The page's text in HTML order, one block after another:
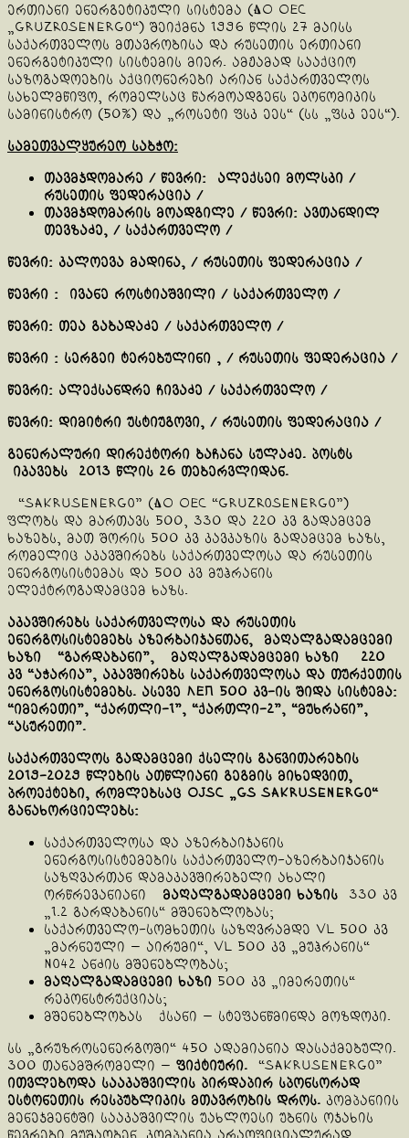
ერთიანი ენერგეტიკული სისტემა (АО ОЕС
„GruzRosenergo“) შეიქმნა 1996 წლის 27 მაისს
საქართველოს მთავრობისა და რუსეთის ერთიანი
ენერგეტიკული სისტემის მიერ. ამჟამად სააქციო
საზოგადოების აქციონერები არიან საქართველოს
სახელმწიფო, რომელსაც წარმოადგენს ეკონომიკის
სამინისტრო (50%) და „როსეტი ფსკ ეეს“ (სს „ფსკ ეეს“).
სამეთვალყურეო საბჭო:
თავმჯდომარე / წევრი: ალექსეი მოლსკი /
რუსეთის ფედერაცია /
თავმჯდომარის მოადგილე / წევრი: ავთანდილ
თევზაძე, / საქართველო /
წევრი: კალოევა მადინა, / რუსეთის ფედერაცია /
წევრი : ივანე როსტიაშვილი / საქართველო /
წევრი: თეა გაბადაძე / საქართველო /
წევრი : სერგეი ტერებულინი , / რუსეთის ფედერაცია /
წევრი: ალექსანდრე ჩივაძე / საქართველო /
წევრი: დიმიტრი უსტიუგოვი, / რუსეთის ფედერაცია /
გენერალური დირექტორი ბაჩანა სულაძე. პოსტს
იკავებს 2013 წლის 26 თებერვლიდან.
“Sakrusenergo” (АО ОЕС “GruzRosenergo”)
ფლობს და მართავს 500, 330 და 220 კვ გადამცემ
ხაზებს, მათ შორის 500 კვ კავკაზის გადამცემ ხაზს,
რომელიც აკავშირებს საქართველოსა და რუსეთის
ენერგოსისტემას და 500 კვ მუჰრანის
ელექტროგადამცემ ხაზს.
აკავშირებს საქართველოსა და რუსეთის
ენერგოსისტემებს აზერბაიჯანთან, მაღალგადამცემი
ხაზი “გარდაბანი”, მაღალგადამცემი ხაზი 220
კვ “აჭარია”, აკავშირებს საქართველოსა და თურქეთის
ენერგოსისტემებს. ასევე ЛЕП 500 კვ-ის შიდა სისტემა:
“იმერეთი”, “ქართლი-1”, “ქართლი-2”, “მუხრანი”,
“ასურეთი”.
საქართველოს გადამცემი ქსელის განვითარების
2019-2029 წლების ათწლიანი გეგმის მიხედვით,
პროექტები, რომლებსაც OJSC „GS Sakrusenergo“
განახორციელებს:
საქართველოსა და აზერბაიჯანის
ენერგოსისტემების საქართველო-აზერბაიჯანის
საზღვართან დამაკავშირებელი ახალი
ორწრევანიანი მაღალგადამცემი ხაზის 330 კვ
„1.2 გარდაბანის“ მშენებლობას;
საქართველო-სომხეთის საზღვრამდე VL 500 კვ
„მარნეული — აირუმი“, VL 500 კვ „მუჰრანის“
No42 ანძის მშენებლობას;
მაღალგადამცემი ხაზი 500 კვ „იმერეთის“
რეკონსტრუქციას;
მშენებლობას ქსანი — სტეფანწმინდა მოზდოკი.
სს „გრუზროსენერგოში“ 450 ადამიანია დასაქმებული.
300 თანამშრომელი — ფიქტიური. “Sakrusenergo”
ითვლებოდა სააკაშვილის პირდაპირ სპონსორად
ესტონეთის რესპუბლიკის მთავრობის დროს. კომპანიის
მენეჯმენტში სააკაშვილის უახლოესი უბნის ოჯახის